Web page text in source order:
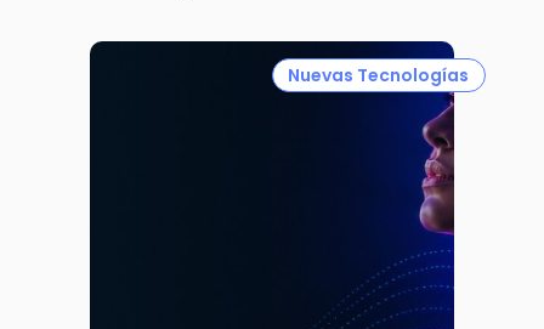
Nuevas Tecnologías